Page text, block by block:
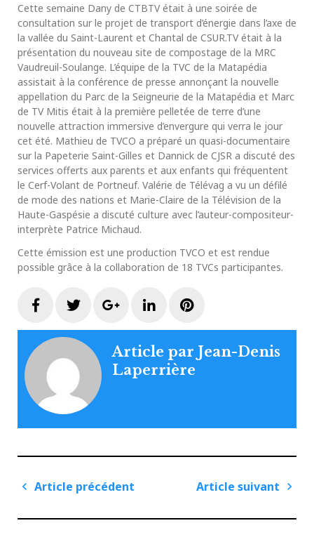
Cette semaine Dany de CTBTV était à une soirée de
consultation sur le projet de transport d’énergie dans l’axe de
la vallée du Saint-Laurent et Chantal de CSUR.TV était à la
présentation du nouveau site de compostage de la MRC
Vaudreuil-Soulange. L’équipe de la TVC de la Matapédia
assistait à la conférence de presse annonçant la nouvelle
appellation du Parc de la Seigneurie de la Matapédia et Marc
de TV Mitis était à la première pelletée de terre d’une
nouvelle attraction immersive d’envergure qui verra le jour
cet été. Mathieu de TVCO a préparé un quasi-documentaire
sur la Papeterie Saint-Gilles et Dannick de CJSR a discuté des
services offerts aux parents et aux enfants qui fréquentent
le Cerf-Volant de Portneuf. Valérie de Télévag a vu un défilé
de mode des nations et Marie-Claire de la Télévision de la
Haute-Gaspésie a discuté culture avec l’auteur-compositeur-
interprète Patrice Michaud.
Cette émission est une production TVCO et est rendue
possible grâce à la collaboration de 18 TVCs participantes.
FacebookTwitterGoogle+LinkedInPinterest
Article par Jean-Denis
Laperrière
Navigation
l'article
Article précédent
Article suivant